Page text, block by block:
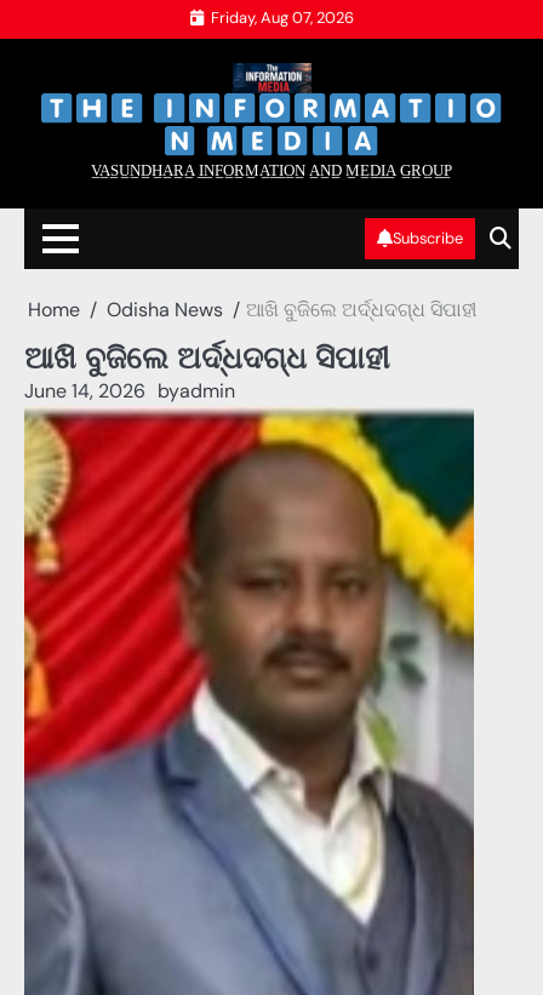
to
Friday, Aug 07, 2026
V̲A̲S̲U̲N̲D̲H̲A̲R̲A̲ I̲N̲F̲O̲R̲M̲A̲T̲I̲O̲N̲ A̲N̲D̲ M̲E̲D̲I̲A̲ G̲R̲O̲U̲P̲
Subscribe
Home Odisha News ଆଖି ବୁଜିଲେ ଅର୍ଦ୍ଧଦଗ୍ଧ ସିପାହୀ
ଆଖି ବୁଜିଲେ ଅର୍ଦ୍ଧଦଗ୍ଧ ସିପାହୀ
June 14, 2026 byadmin